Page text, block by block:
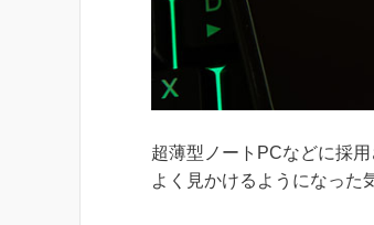
超薄型ノートPCなどに採
よく見かけるようになった